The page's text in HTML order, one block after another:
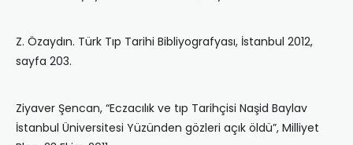
Z. Özaydın. Türk Tıp Tarihi Bibliyografyası, İstanbul 2012,
sayfa 203.
Ziyaver Şencan, “Eczacılık ve tıp Tarihçisi Naşid Baylav
İstanbul Üniversitesi Yüzünden gözleri açık öldü”, Milliyet